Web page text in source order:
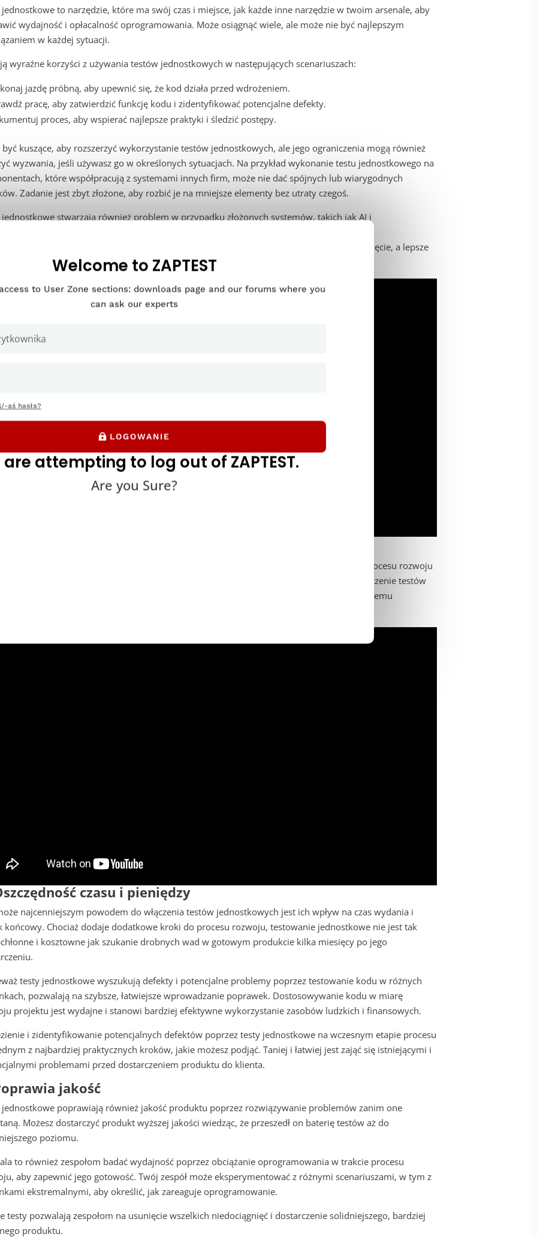
jednostkowe to narzędzie, które ma swój czas i miejsce, jak każde inne narzędzie w twoim arsenale, aby
wydajność i opłacalność oprogramowania. Może osiągnąć wiele, ale może nie być najlepszym
w każdej sytuacji.
wyraźne korzyści z używania testów jednostkowych w następujących scenariuszach:
jazdę próbną, aby upewnić się, że kod działa przed wdrożeniem.
pracę, aby zatwierdzić funkcję kodu i zidentyfikować potencjalne defekty.
proces, aby wspierać najlepsze praktyki i śledzić postępy.
być kuszące, aby rozszerzyć wykorzystanie testów jednostkowych, ale jego ograniczenia mogą również
wyzwania, jeśli używasz go w określonych sytuacjach. Na przykład wykonanie testu jednostkowego na
które współpracują z systemami innych firm, może nie dać spójnych lub wiarygodnych
Zadanie jest zbyt złożone, aby rozbić je na mniejsze elementy bez utraty czegoś.
jednostkowe stwarzają również problem w przypadku złożonych systemów, takich jak AI i
możesz wykonać testy jednostkowe w tych scenariuszach, jest to ogromne przedsięwzięcie, a lepsze
są dostępne.
jest, aby zauważyć, że testy jednostkowe zazwyczaj pojawiają się we wczesnym etapie procesu rozwoju
środek proaktywny lub przed wprowadzeniem nowego kodu do istniejącego systemu. Włączenie testów
oprogramowania do istniejącego planu testowania może przynieść korzyści twojemu
czasu i pieniędzy
najcenniejszym powodem do włączenia testów jednostkowych jest ich wpływ na czas wydania i
końcowy. Chociaż dodaje dodatkowe kroki do procesu rozwoju, testowanie jednostkowe nie jest tak
i kosztowne jak szukanie drobnych wad w gotowym produkcie kilka miesięcy po jego
testy jednostkowe wyszukują defekty i potencjalne problemy poprzez testowanie kodu w różnych
pozwalają na szybsze, łatwiejsze wprowadzanie poprawek. Dostosowywanie kodu w miarę
projektu jest wydajne i stanowi bardziej efektywne wykorzystanie zasobów ludzkich i finansowych.
i zidentyfikowanie potencjalnych defektów poprzez testy jednostkowe na wczesnym etapie procesu
z najbardziej praktycznych kroków, jakie możesz podjąć. Taniej i łatwiej jest zająć się istniejącymi i
problemami przed dostarczeniem produktu do klienta.
jakość
jednostkowe poprawiają również jakość produktu poprzez rozwiązywanie problemów zanim one
Możesz dostarczyć produkt wyższej jakości wiedząc, że przeszedł on baterię testów aż do
poziomu.
to również zespołom badać wydajność poprzez obciążanie oprogramowania w trakcie procesu
aby zapewnić jego gotowość. Twój zespół może eksperymentować z różnymi scenariuszami, w tym z
ekstremalnymi, aby określić, jak zareaguje oprogramowanie.
testy pozwalają zespołom na usunięcie wszelkich niedociągnięć i dostarczenie solidniejszego, bardziej
produktu.
Welcome to ZAPTEST
to User Zone sections: downloads page and our forums where you
can ask our experts
aś hasła?
LOGOWANIE
are attempting to log out of ZAPTEST.
Are you Sure?